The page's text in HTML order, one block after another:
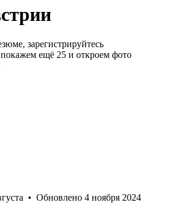
зарегистрируйтесь
ещё 25 и откроем фото
• Обновлено 4 ноября 2024